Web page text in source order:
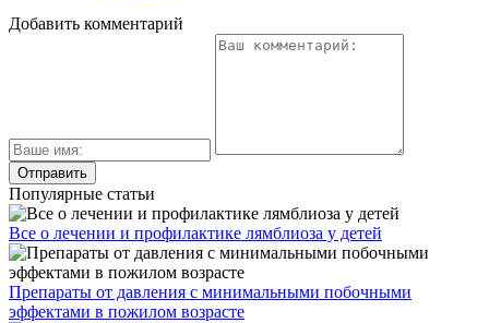
Добавить комментарий
Популярные статьи
Все о лечении и профилактике лямблиоза у детей
Препараты от давления с минимальными побочными
эффектами в пожилом возрасте